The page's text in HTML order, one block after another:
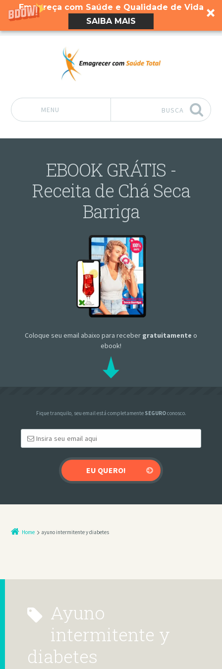
Emagreça com Saúde e Qualidade de Vida
SAIBA MAIS
MENU BUSCA
EBOOK GRÁTIS -
Receita de Chá Seca
Barriga
Coloque seu email abaixo para receber gratuitamente o
ebook!
Fique tranquilo, seu email está completamente SEGUROconosco.
Home ayuno intermitente y diabetes
ayuno
intermitente y
diabetes